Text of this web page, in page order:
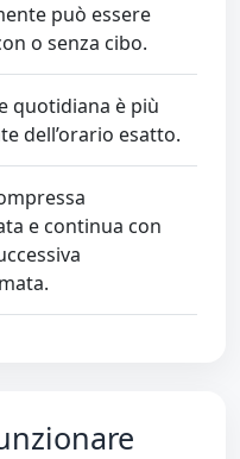
può essere
o senza cibo.
quotidiana è più
dell’orario esatto.
e continua con